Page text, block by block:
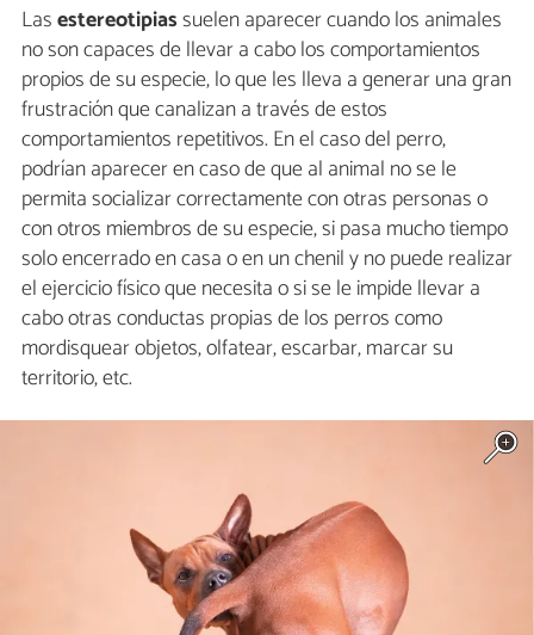
Lasestereotipiassuelen aparecer cuando los animales
no son capaces de llevar a cabo los comportamientos
propios de su especie, lo que les lleva a generar una gran
frustración que canalizan a través de estos
comportamientos repetitivos. En el caso del perro,
podrían aparecer en caso de que al animal no se le
permita socializar correctamente con otras personas o
con otros miembros de su especie, si pasa mucho tiempo
solo encerrado en casa o en un chenil y no puede realizar
el ejercicio físico que necesita o si se le impide llevar a
cabo otras conductas propias de los perros como
mordisquear objetos, olfatear, escarbar, marcar su
territorio, etc.